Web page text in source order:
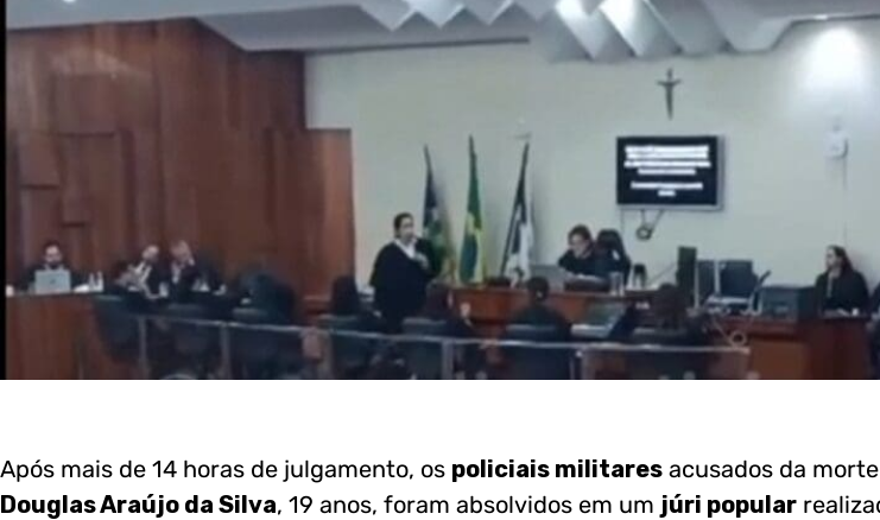
Após mais de 14 horas de julgamento, os policiais militares acusados da
Douglas Araújo da Silva, 19 anos, foram absolvidos em um júri popular